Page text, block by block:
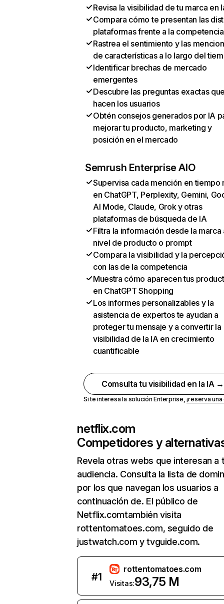
Revisa la visibilidad de tu marca en
Compara cómo te presentan las
plataformas frente a la competencia
Rastrea el sentimiento y las
de características a lo largo del
Identificar brechas de mercado
emergentes
Descubre las preguntas exactas
hacen los usuarios
Obtén consejos generados por IA
mejorar tu producto, marketing y
posición en el mercado
Semrush Enterprise AIO
Supervisa cada mención en tiempo
en ChatGPT, Perplexity, Gemini,
AI Mode, Claude, Grok y otras
plataformas de búsqueda de IA
Filtra la información desde la marca
nivel de producto o prompt
Compara la visibilidad y la
con las de la competencia
Muestra cómo aparecen tus
en ChatGPT Shopping
Los informes personalizables y la
asistencia de expertos te ayudan a
proteger tu mensaje y a convertir la
visibilidad de la IA en crecimiento
cuantificable
Comsulta tu visibilidad en la IA →
Si te interesa la solución Enterprise,¡reserva
netflix.com
Competidores y
Revela otras webs que interesan a
audiencia. Consulta la lista de
por los que navegan los usuarios a
continuación de. El público de
Netflix.comtambién visita
rottentomatoes.com, seguido de
justwatch.com y tvguide.com.
#1
rottentomatoes.com
Visitas:93,75 M